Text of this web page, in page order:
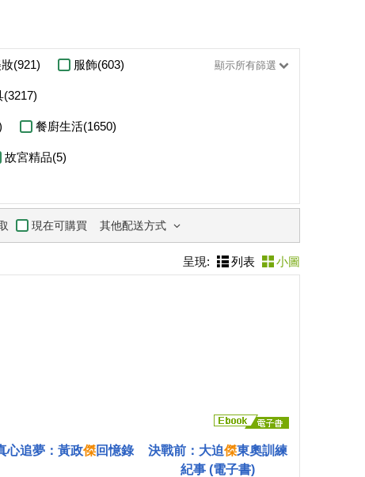
(921) 服飾(603)
(3217)
餐廚生活(1650)
故宮精品(5)
顯示所有篩選
現在可購買 其他配送方式
呈現: 列表 小圖
心追夢：黃政傑回憶錄 決戰前：大迫傑東奧訓練
紀事 (電子書)